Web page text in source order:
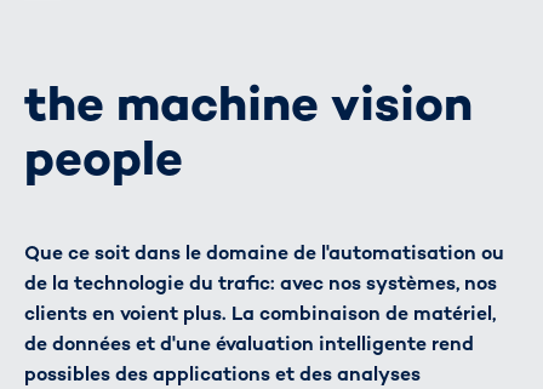
the machine vision
people
Que ce soit dans le domaine de l'automatisation ou
de la technologie du trafic: avec nos systèmes, nos
clients en voient plus. La combinaison de matériel,
de données et d'une évaluation intelligente rend
possibles des applications et des analyses